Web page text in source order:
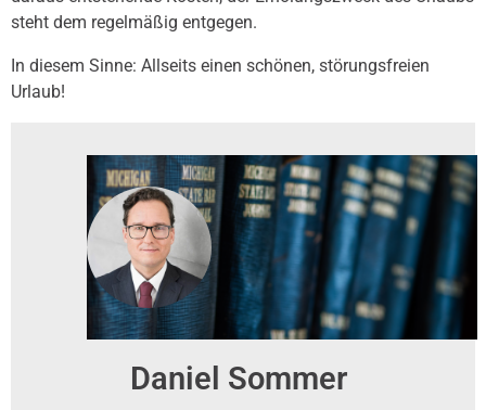
steht dem regelmäßig entgegen.
In diesem Sinne: Allseits einen schönen, störungsfreien
Urlaub!
Daniel Sommer